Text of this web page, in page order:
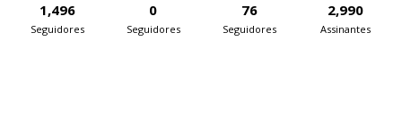
1,496
Seguidores
0
Seguidores
76
Seguidores
2,990
Assinantes